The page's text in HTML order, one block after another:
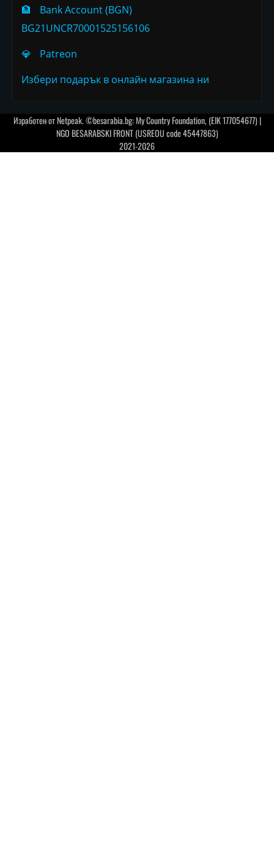
🏦
Bank Account (BGN)
BG21UNCR70001525156106
💎
Patreon
Избери подарък в онлайн магазина ни
Изработен отNetpeak. ©besarabia.bg: My Country Foundation, (EIK 177054677) |
NGO BESARABSKI FRONT (USREOU code 45447863)
2021-2026